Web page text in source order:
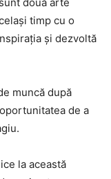
timp cu o
și dezvoltă
muncă după
de a
la această